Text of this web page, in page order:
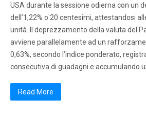
USA durante la sessione odierna con un
dell’1,22% o 20 centesimi, attestandosi
unità. Il deprezzamento della valuta del
avviene parallelamente ad un
0,63%, secondo l’indice ponderato,
consecutiva di guadagni e accumulando
Read More